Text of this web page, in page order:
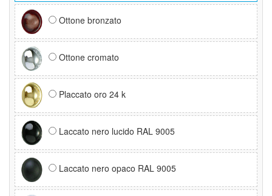
Ottone bronzato
Ottone cromato
Placcato oro 24 k
Laccato nero lucido RAL 9005
Laccato nero opaco RAL 9005